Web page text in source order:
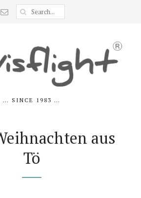
… SINCE 1983 …
aus
Tö